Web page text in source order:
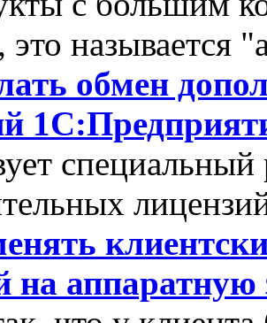
это называется
обмен
специальный
на аппаратную